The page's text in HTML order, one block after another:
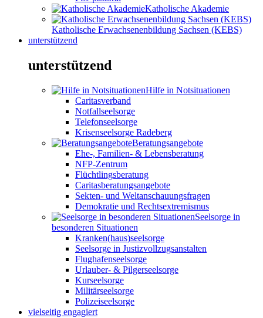
Katholische Akademie
Katholische Erwachsenenbildung Sachsen (KEBS)
unterstützend
unterstützend
Hilfe in Notsituationen
Caritasverband
Notfallseelsorge
Telefonseelsorge
Krisenseelsorge Radeberg
Beratungsangebote
Ehe-, Familien- & Lebensberatung
NFP-Zentrum
Flüchtlingsberatung
Caritasberatungsangebote
Sekten- und Weltanschauungsfragen
Demokratie und Rechtsextremismus
Seelsorge in
besonderen Situationen
Kranken(haus)seelsorge
Seelsorge in Justizvollzugsanstalten
Flughafenseelsorge
Urlauber- & Pilgerseelsorge
Kurseelsorge
Militärseelsorge
Polizeiseelsorge
vielseitig engagiert